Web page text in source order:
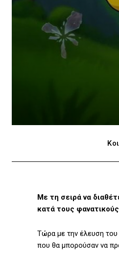
Με τη σειρά να
κατά τους
Τώρα με την έλευση του
που θα μπορούσαν να